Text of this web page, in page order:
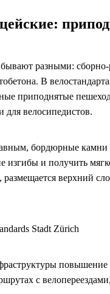
разными:
В
приподнятые
велосипедистов.
бордюрные
изгибы и получить
верхний
Stadt Zürich
повышение
с